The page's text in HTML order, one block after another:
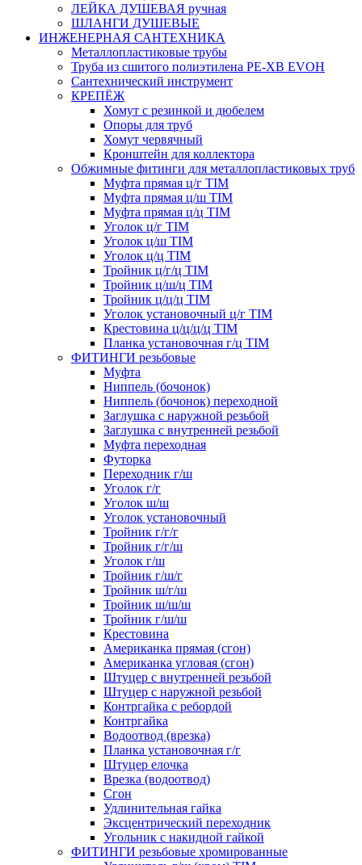
ЛЕЙКА ДУШЕВАЯ ручная
ШЛАНГИ ДУШЕВЫЕ
ИНЖЕНЕРНАЯ САНТЕХНИКА
Металлопластиковые трубы
Труба из сшитого полиэтилена PE-XB EVOH
Сантехнический инструмент
КРЕПЁЖ
Хомут с резинкой и дюбелем
Опоры для труб
Хомут червячный
Кронштейн для коллектора
Обжимные фитинги для металлопластиковых труб
Муфта прямая ц/г TIM
Муфта прямая ц/ш TIM
Муфта прямая ц/ц TIM
Уголок ц/г TIM
Уголок ц/ш TIM
Уголок ц/ц TIM
Тройник ц/г/ц TIM
Тройник ц/ш/ц TIM
Тройник ц/ц/ц TIM
Уголок установочный ц/г TIM
Крестовина ц/ц/ц/ц TIM
Планка установочная г/ц TIM
ФИТИНГИ резьбовые
Муфта
Ниппель (бочонок)
Ниппель (бочонок) переходной
Заглушка с наружной резьбой
Заглушка с внутренней резьбой
Муфта переходная
Футорка
Переходник г/ш
Уголок г/г
Уголок ш/ш
Уголок установочный
Тройник г/г/г
Тройник г/г/ш
Уголок г/ш
Тройник г/ш/г
Тройник ш/г/ш
Тройник ш/ш/ш
Тройник г/ш/ш
Крестовина
Американка прямая (сгон)
Американка угловая (сгон)
Штуцер с внутренней резьбой
Штуцер с наружной резьбой
Контргайка с ребордой
Контргайка
Водоотвод (врезка)
Планка установочная г/г
Штуцер елочка
Врезка (водоотвод)
Сгон
Удлинительная гайка
Эксцентрический переходник
Угольник с накидной гайкой
ФИТИНГИ резьбовые хромированные